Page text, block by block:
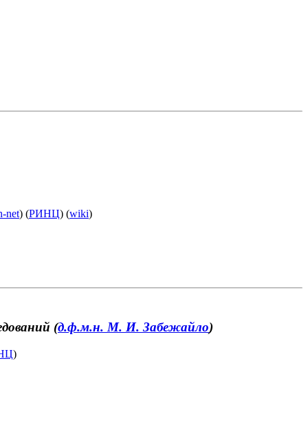
net) (РИНЦ) (wiki)
(д.ф.м.н. М. И. Забежайло)
)